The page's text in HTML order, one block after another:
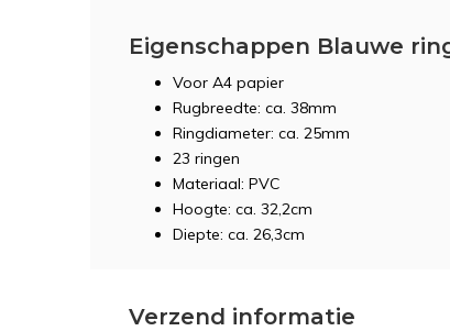
Eigenschappen Blauwe
Voor A4 papier
Rugbreedte: ca. 38mm
Ringdiameter: ca. 25mm
23 ringen
Materiaal: PVC
Hoogte: ca. 32,2cm
Diepte: ca. 26,3cm
Verzend informatie